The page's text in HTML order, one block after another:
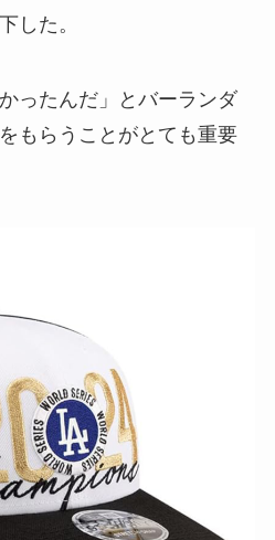
した。
ったんだ」とバーランダ
もらうことがとても重要